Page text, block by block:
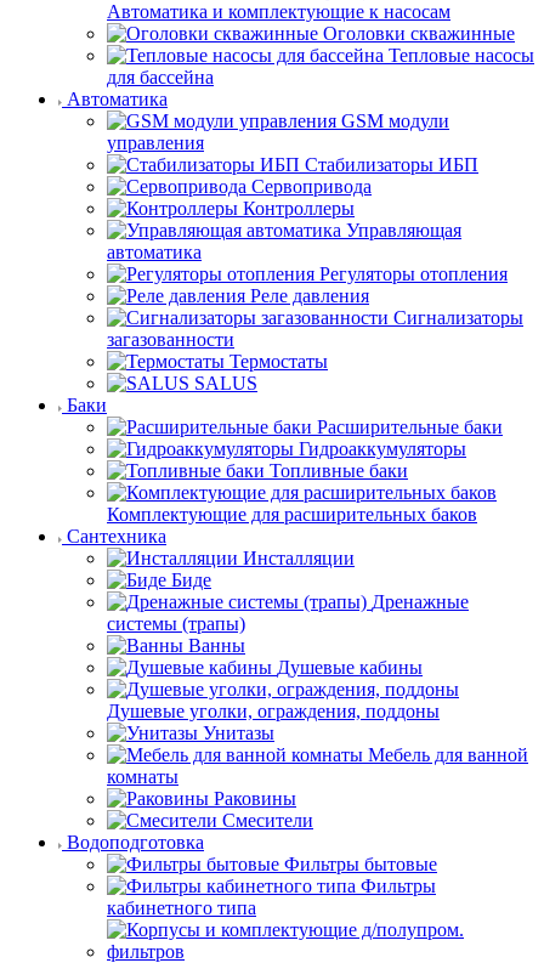
Автоматика и комплектующие к насосам
Оголовки скважинные
Тепловые насосы
для бассейна
Автоматика
GSM модули
управления
Стабилизаторы ИБП
Сервопривода
Контроллеры
Управляющая
автоматика
Регуляторы отопления
Реле давления
Сигнализаторы
загазованности
Термостаты
SALUS
Баки
Расширительные баки
Гидроаккумуляторы
Топливные баки
Комплектующие для расширительных баков
Сантехника
Инсталляции
Биде
Дренажные
системы (трапы)
Ванны
Душевые кабины
Душевые уголки, ограждения, поддоны
Унитазы
Мебель для ванной
комнаты
Раковины
Смесители
Водоподготовка
Фильтры бытовые
Фильтры
кабинетного типа